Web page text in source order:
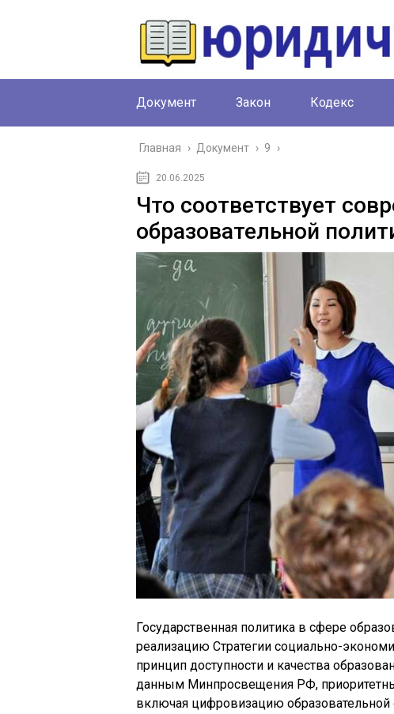
Документ Закон Кодекс
Главная › Документ › 9 ›
20.06.2025
Что соответствует
образовательной
Государственная политика в сфере
реализацию Стратегии социально-
принцип доступности и качества
данным Минпросвещения РФ,
включая цифровизацию